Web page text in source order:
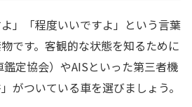
」「程度いいですよ」という言葉
です。客観的な状態を知るために
鑑定協会）やAISといった第三者機
がついている車を選びましょう。